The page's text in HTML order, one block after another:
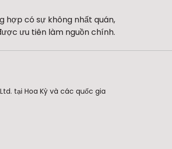
hợp có sự không nhất quán,
ưu tiên làm nguồn chính.
tại Hoa Kỳ và các quốc gia